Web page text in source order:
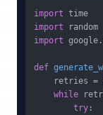
import
import
import
def
    retries =
while
try :